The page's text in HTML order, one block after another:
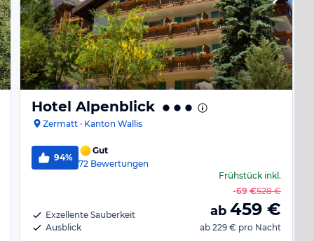
Hotel Alpenblick
Zermatt · Kanton Wallis
94%
Gut
72 Bewertungen
Exzellente Sauberkeit
Ausblick
Frühstückinkl.
-69 €528 €
ab 459 €
ab 229 € pro Nacht